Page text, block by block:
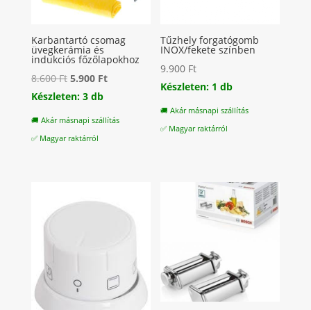
Karbantartó csomag
üvegkerámia és
indukciós főzőlapokhoz
8.600Ft Original
price
was:
8.600 Ft.
5.900 FtCurrent
is:
Készleten: 3 db
🚚 Akár másnapi szállítás
✅ Magyar raktárról
Tűzhely forgatógomb
INOX/fekete színben
9.900 Ft
Készleten: 1 db
🚚 Akár másnapi szállítás
✅ Magyar raktárról